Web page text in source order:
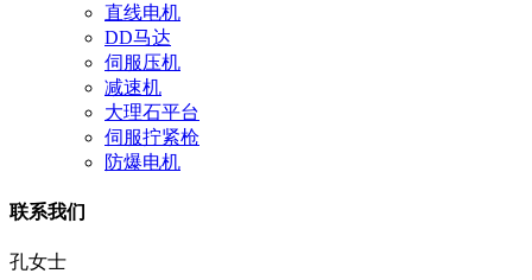
直线电机
DD马达
伺服压机
减速机
大理石平台
伺服拧紧枪
防爆电机
联系我们
孔女士